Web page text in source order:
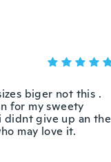
biger not this .
for my sweety
didnt give up an the
may love it.